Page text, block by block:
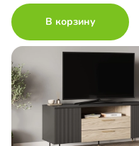
В корзину